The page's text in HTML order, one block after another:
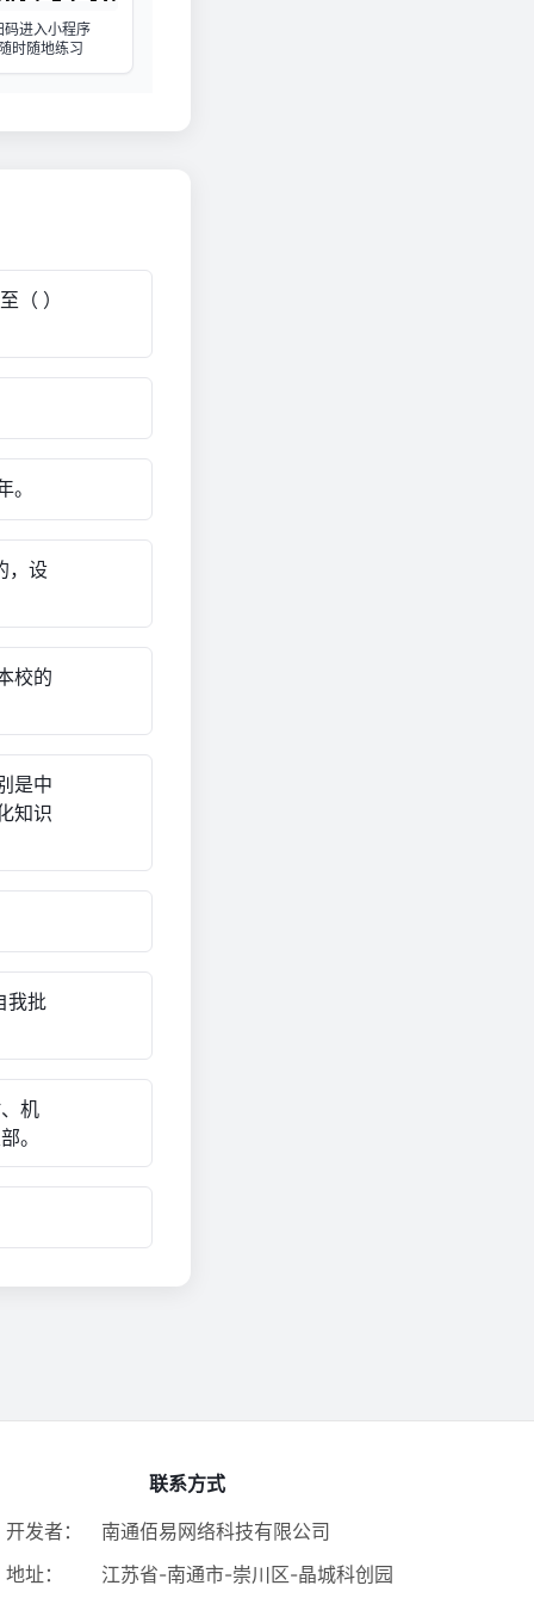
码进入小程序
时随地练习
（ ）
，设
校的
是中
知识
我批
机
。
联系方式
开发者：
南通佰易网络科技有限公司
地址：
江苏省-南通市-崇川区-晶城科创园